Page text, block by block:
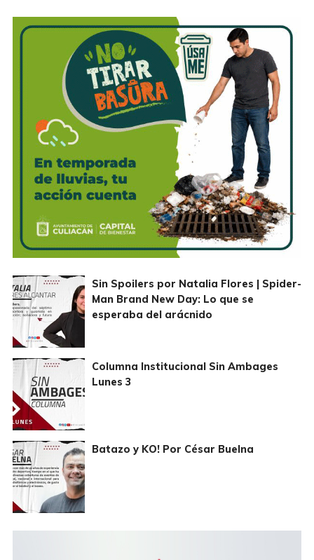
Sin Spoilers por Natalia Flores | Spider-
Man Brand New Day: Lo que se
esperaba del arácnido
Columna Institucional Sin Ambages
Lunes 3
Batazo y KO! Por César Buelna